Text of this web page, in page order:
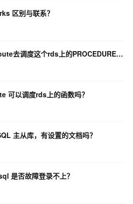
区别与联系？
DataWorks要从Maxcompute去调度这个rds上的PROCEDURE让它定时执行怎么办？
可以调度rds上的函数吗？
主从库，有设置的文档吗？
是否故障登录不上？